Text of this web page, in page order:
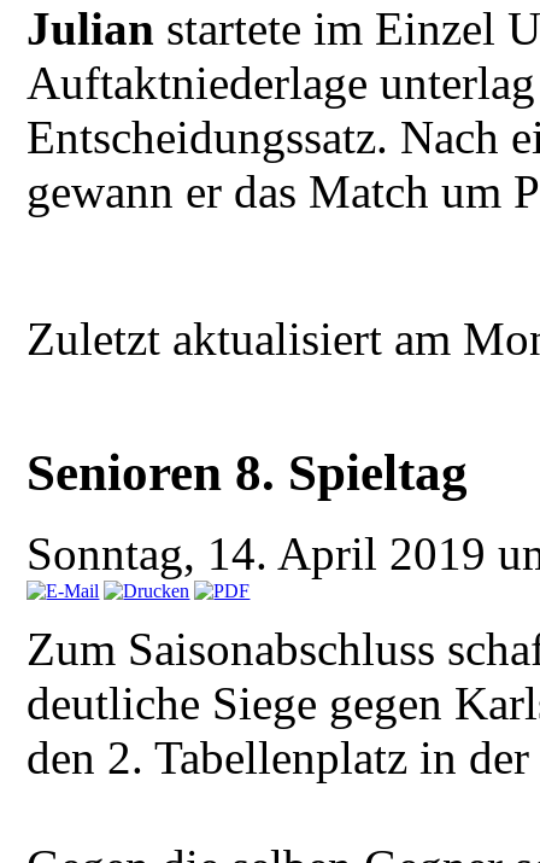
Julian startete im Einzel
Auftaktniederlage
Entscheidungssatz. Nach
gewann er das Match um
Zuletzt aktualisiert am
Senioren 8. Spieltag
Sonntag, 14. April 2019
Zum Saisonabschluss
deutliche Siege gegen
den 2. Tabellenplatz in